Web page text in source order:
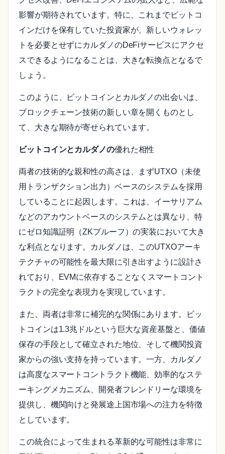
影響が期待されています。特に、これまでビットコ
インだけを保有していた投資家が、新しいウォレッ
トを必要とせずにカルダノのDeFiサービスにアクセ
スできるようになることは、大きな転換点となるで
しょう。
このように、ビットコインとカルダノの出会いは、
ブロックチェーン技術の新しい章を開くものとし
て、大きな期待が寄せられています。
ビットコインとカルダノの優れた相性
両者の技術的な親和性の高さは、まずUTXO（未使
用トランザクション出力）ベースのシステムを採用
していることに起因します。これは、イーサリアム
などのアカウントベースのシステムとは異なり、特
にゼロ知識証明（ZKプルーフ）の実装において大き
な利点となります。カルダノは、このUTXOアーキ
テクチャの可能性を最大限に引き出すように設計さ
れており、EVMに依存することなくスマートコント
ラクトの完全な表現力を実現しています。
また、両者は非常に補完的な関係にあります。ビッ
トコインは1.3兆ドルという巨大な資産基盤と、価値
保存の手段として確立された地位、そして機関投資
家からの強い支持を持っています。一方、カルダノ
は高度なスマートコントラクト機能、効率的なステ
ーキングメカニズム、開発者フレンドリーな環境を
提供し、機関向けと発展途上国市場への注力を特徴
としています。
この統合によって生まれる革新的な可能性は非常に